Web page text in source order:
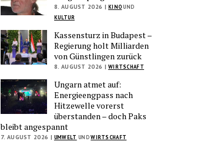
8. AUGUST 2026 | KINOUND
KULTUR
Kassensturz in Budapest –
Regierung holt Milliarden
von Günstlingen zurück
8. AUGUST 2026 | WIRTSCHAFT
Ungarn atmet auf:
Energieengpass nach
Hitzewelle vorerst
überstanden – doch Paks
bleibt angespannt
7. AUGUST 2026 | UMWELT UNDWIRTSCHAFT